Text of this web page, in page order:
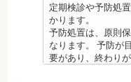
す。その程度に個
・矯正終了して数
せが悪くなる可能
なると、咀嚼障害
います、頭痛、肩
了後に虫歯の治療
歯の治療を行う場合
・矯正治療中、矯
（歯磨き）しにく
炎のリスクが高く
ため、心臓や血圧
悸、血圧上昇を起
噛んでもわからな
からないため、口
す。さらに、麻酔
反応が起こること
足りない方、喫煙
善、治療が必要と
・インプラント術
み、腫れ、出血な
これらの症状の多
くの場合2～3日で
原因のひとつとし
クとジルコニアの
合や金属とセラミ
場合があるからで
る人の場合、どう
定期検診や予防処
かります。
予防処置は、原則
なります。 予防が
要があり、終わりが